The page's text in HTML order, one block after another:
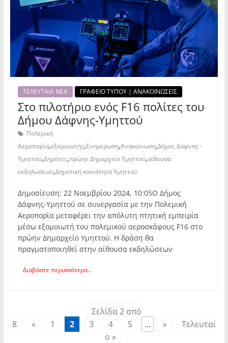
ΤΕΛΕΥΤΑΙΑ ΝΕΑ ΓΡΑΦΕΙΟ ΤΥΠΟΥ | ΑΝΑΚΟΙΝΩΣΕΙΣ
Στο πιλοτήριο ενός F16 πολίτες του
Δήμου Δάφνης-Υμηττού
Πολεμική
Αεροπορία,εξομοιωτής,Ενημέρωση,Ανακοίνωση,Δήμος Δάφνης -
Υμηττού,Δημότες,πρώην Δημαρχείο Υμηττού,αίθουσα
εκδηλώσεων,Δημοτική κοινότητα Υμηττού
Δημοσίευση: 22 Νοεμβρίου 2024, 10:05Ο Δήμος
Δάφνης-Υμηττού σε συνεργασία με την Πολεμική
Αεροπορία μεταφέρει την απόλυτη πτητική εμπειρία
μέσω εξομοιωτή του πολεμικού αεροσκάφους F16 στο
πρώην Δημαρχείο Υμηττού. Η δράση θα
πραγματοποιηθεί στην αίθουσα εκδηλώσεων
Διαβάστε περισσότερα...
Σελίδα 2 από
8
« 1 2 3 4 5 ... »
Τελευταί
ο »